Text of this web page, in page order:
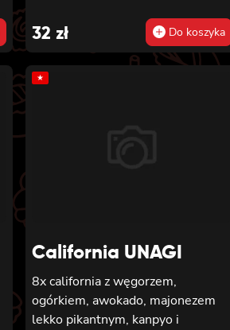
32 zł Do koszyka
★
California UNAGI
8x california z węgorzem,
ogórkiem, awokado, majonezem
lekko pikantnym, kanpyo i